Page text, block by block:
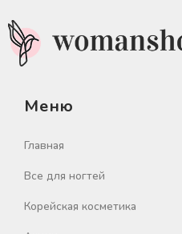
Меню
Главная
Все для ногтей
Корейская косметика